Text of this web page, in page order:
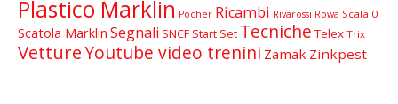
Plastico Marklin Pocher Ricambi Rivarossi Rowa Scala 0
Scatola Marklin Segnali SNCF Start Set Tecniche Telex Trix
VettureYoutube video trenini Zamak Zinkpest